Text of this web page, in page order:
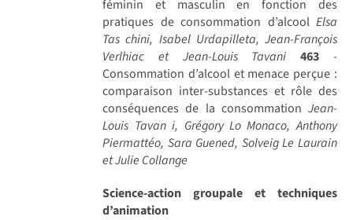
féminin et masculin en fonction des
pratiques de consommation d’alcool Elsa
Tas chini, Isabel Urdapilleta, Jean-François
Verlhiac et Jean-Louis Tavani
463 -
Consommation d’alcool et menace perçue :
comparaison inter-substances et rôle des
conséquences de la consommation Jean-
Louis Tavan i, Grégory Lo Monaco, Anthony
Piermattéo, Sara Guened, Solveig Le Laurain
et Julie Collange
Science-action groupale et techniques
d’animation